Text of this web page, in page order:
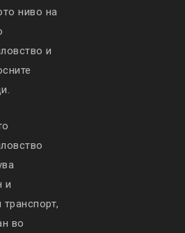
ниво на
и
и
во